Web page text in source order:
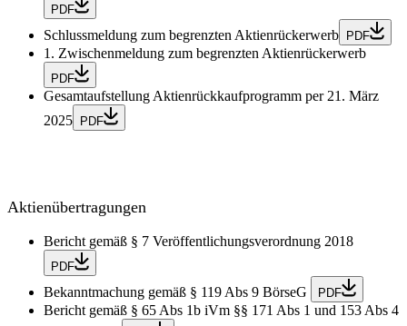
PDF
Schlussmeldung zum begrenzten Aktienrückerwerb PDF
1. Zwischenmeldung zum begrenzten Aktienrückerwerb
PDF
Gesamtaufstellung Aktienrückkaufprogramm per 21. März
2025
PDF
Aktienübertragungen
Bericht gemäß § 7 Veröffentlichungsverordnung 2018
PDF
Bekanntmachung gemäß § 119 Abs 9 BörseG PDF
Bericht gemäß § 65 Abs 1b iVm §§ 171 Abs 1 und 153 Abs 4